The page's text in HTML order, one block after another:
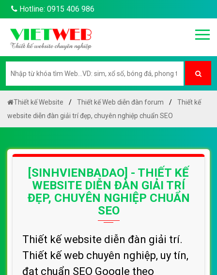
Hotline: 0915 406 986
Thiết kế Website Thiết kế Web diễn đàn forum
Thiết kế
website diễn đàn giải trí đẹp, chuyên nghiệp chuẩn SEO
[SINHVIENBADAO] - THIẾT KẾ
WEBSITE DIỄN ĐÀN GIẢI TRÍ
ĐẸP, CHUYÊN NGHIỆP CHUẨN
SEO
Thiết kế website diễn đàn giải trí.
Thiết kế web chuyên nghiệp, uy tín,
đạt chuẩn SEO Google theo